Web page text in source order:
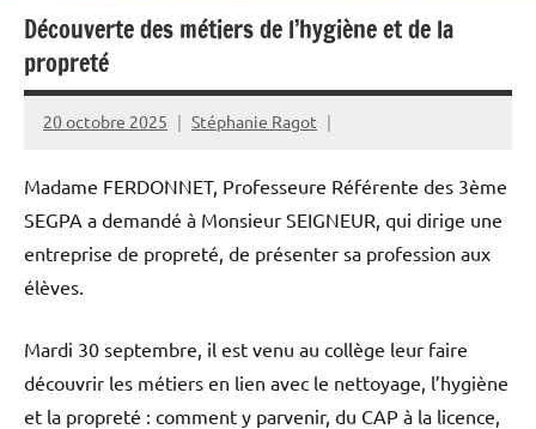
Découverte des métiers de l’hygiène et de la
propreté
20 octobre 2025 Stéphanie Ragot
Madame FERDONNET, Professeure Référente des 3ème
SEGPA a demandé à Monsieur SEIGNEUR, qui dirige une
entreprise de propreté, de présenter sa profession aux
élèves.
Mardi 30 septembre, il est venu au collège leur faire
découvrir les métiers en lien avec le nettoyage, l’hygiène
et la propreté : comment y parvenir, du CAP à la licence,